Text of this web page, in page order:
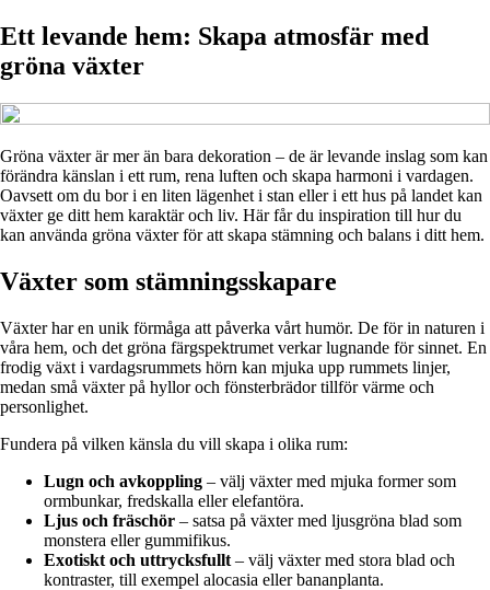
Ett levande hem: Skapa atmosfär med
gröna växter
Gröna växter är mer än bara dekoration – de är levande inslag som kan
förändra känslan i ett rum, rena luften och skapa harmoni i vardagen.
Oavsett om du bor i en liten lägenhet i stan eller i ett hus på landet kan
växter ge ditt hem karaktär och liv. Här får du inspiration till hur du
kan använda gröna växter för att skapa stämning och balans i ditt hem.
Växter som stämningsskapare
Växter har en unik förmåga att påverka vårt humör. De för in naturen i
våra hem, och det gröna färgspektrumet verkar lugnande för sinnet. En
frodig växt i vardagsrummets hörn kan mjuka upp rummets linjer,
medan små växter på hyllor och fönsterbrädor tillför värme och
personlighet.
Fundera på vilken känsla du vill skapa i olika rum:
Lugn och avkoppling – välj växter med mjuka former som
ormbunkar, fredskalla eller elefantöra.
Ljus och fräschör – satsa på växter med ljusgröna blad som
monstera eller gummifikus.
Exotiskt och uttrycksfullt – välj växter med stora blad och
kontraster, till exempel alocasia eller bananplanta.